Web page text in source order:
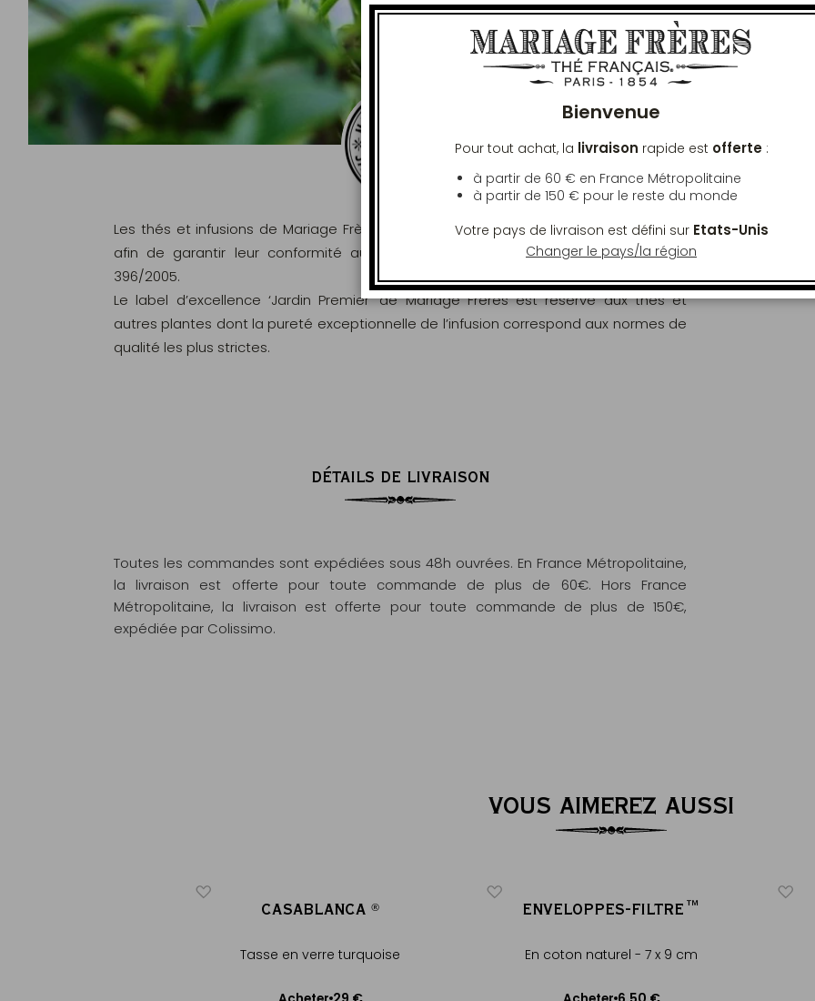
Les thés et infusions de Mariage Frères sont rigoureusement analysés et contrôlés
afin de garantir leur conformité aux critères des normes européennes (EC) N°
396/2005.
Le label d’excellence ‘Jardin Premier’ de Mariage Frères est réservé aux thés et
autres plantes dont la pureté exceptionnelle de l’infusion correspond aux normes de
qualité les plus strictes.
DÉTAILS DE LIVRAISON
Toutes les commandes sont expédiées sous 48h ouvrées. En France Métropolitaine,
la livraison est offerte pour toute commande de plus de 60€. Hors France
Métropolitaine, la livraison est offerte pour toute commande de plus de 150€,
expédiée par Colissimo.
VOUS AIMEREZ AUSSI
CASABLANCA ®
Tasse en verre turquoise
ENVELOPPES-FILTRE™
En coton naturel - 7 x 9 cm
Bienvenue
Pour tout achat, la livraison rapide est offerte:
à partir de 60 € en France Métropolitaine
à partir de 150 € pour le reste du monde
Votre pays de livraison est défini sur Etats-Unis
Changer le pays/la région